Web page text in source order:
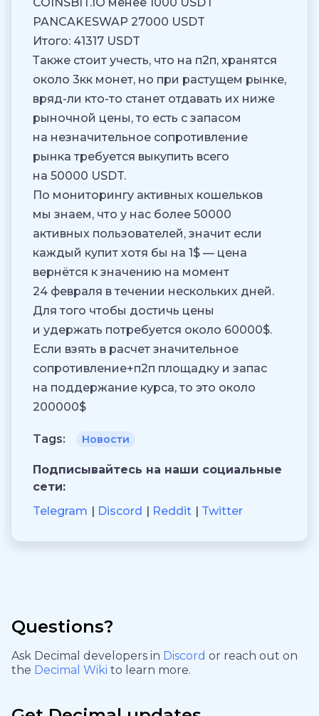
PANCAKESWAP 27000 USDT
Итого: 41317 USDT
Также стоит учесть, что на п2п, хранятся
около 3кк монет, но при растущем рынке,
вряд-ли кто-то станет отдавать их ниже
рыночной цены, то есть с запасом
на незначительное сопротивление
рынка требуется выкупить всего
на 50000 USDT.
По мониторингу активных кошельков
мы знаем, что у нас более 50000
активных пользователей, значит если
каждый купит хотя бы на 1$ — цена
вернётся к значению на момент
24 февраля в течении нескольких дней.
Для того чтобы достичь цены
и удержать потребуется около 60000$.
Если взять в расчет значительное
сопротивление+п2п площадку и запас
на поддержание курса, то это около
200000$
Tags: Новости
Подписывайтесь на наши социальные
сети:
Telegram
Discord Reddit Twitter
Questions?
Ask Decimal developers in Discord or reach out on
the Decimal Wiki to learn more.